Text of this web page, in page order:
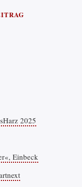
2025
Einbeck